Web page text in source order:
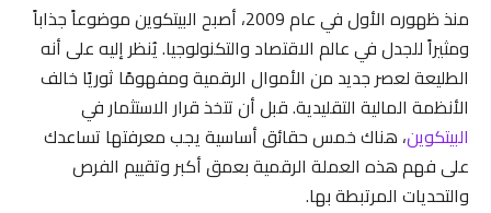
منذ ظهوره الأول في عام 2009، أصبح البيتكوين موضوعاً جذاباً
ومثيراً للجدل في عالم الاقتصاد والتكنولوجيا. يُنظر إليه على أنه
الطليعة لعصر جديد من الأموال الرقمية ومفهومًا ثوريًا خالف
الأنظمة المالية التقليدية. قبل أن تتخذ قرار الاستثمار في
البيتكوين، هناك خمس حقائق أساسية يجب معرفتها تساعدك
على فهم هذه العملة الرقمية بعمق أكبر وتقييم الفرص
والتحديات المرتبطة بها.